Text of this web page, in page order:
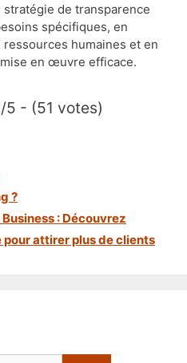
de transparence
spécifiques, en
humaines et en
en œuvre efficace.
5 - (51 votes)
?
: Découvrez
attirer plus de clients